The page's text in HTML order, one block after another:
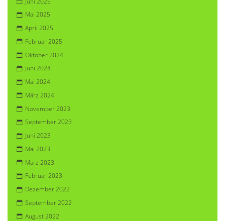
Mai 2025
April 2025
Februar 2025
Oktober 2024
Juni 2024
Mai 2024
März 2024
November 2023
September 2023
Juni 2023
Mai 2023
März 2023
Februar 2023
Dezember 2022
September 2022
August 2022